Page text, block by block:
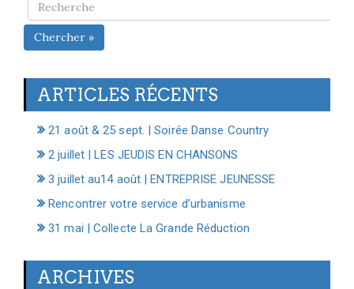
Chercher »
ARTICLES RÉCENTS
21 août & 25 sept. | Soirée Danse Country
2 juillet | LES JEUDIS EN CHANSONS
3 juillet au14 août | ENTREPRISE JEUNESSE
Rencontrer votre service d’urbanisme
31 mai | Collecte La Grande Réduction
ARCHIVES